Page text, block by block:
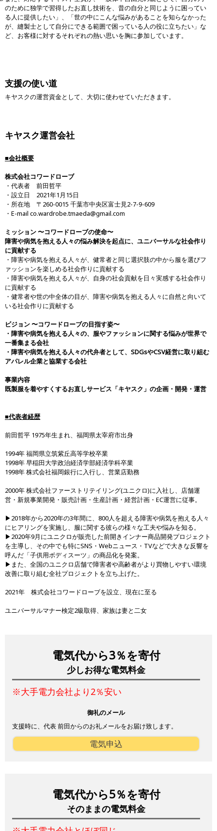
のために独学で習得したお直し技術を、昔の自分と同じように困ってい
る人に提供したい」、「世の中にこんな悩みがあることを知らなかった
が、縫製士として自分にできる範囲で困っている人の役に立ちたい」な
ど、お客様に対するそれぞれの熱い思いを胸に参加しています。
支援の使い道
キヤスクの運営資金として、大切に使わせていただきます。
キヤスク運営会社
■会社概要
株式会社コワードローブ
・代表者 前田哲平
・設立日 2021年1月15日
・所在地 〒260-0015 千葉市中央区富士見2-7-9-609
・E-mail co.wardrobe.tmaeda@gmail.com
ミッション 〜コワードローブの使命〜
障害や病気を抱える人々の悩み解決を起点に、ユニバーサルな社会作り
に貢献する
・障害や病気を抱える人々が、健常者と同じ選択肢の中から服を選びフ
ァッションを楽しめる社会作りに貢献する
・障害や病気を抱える人々が、自身の社会貢献を日々実感する社会作り
に貢献する
・健常者や世の中全体の目が、障害や病気を抱える人々に自然と向いて
いる社会作りに貢献する
ビジョン 〜コワードローブの目指す姿〜
・障害や病気を抱える人々の、服やファッションに関する悩みが世界で
一番集まる会社
・障害や病気を抱える人々の代弁者として、SDGsやCSV経営に取り組む
アパレル企業と協業する会社
事業内容
既製服を着やすくするお直しサービス「キヤスク」の企画・開発・運営
■代表者経歴
前田哲平 1975年生まれ、福岡県太宰府市出身
1994年 福岡県立筑紫丘高等学校卒業
1998年 早稲田大学政治経済学部経済学科卒業
1998年 株式会社福岡銀行に入行し、営業店勤務
2000年 株式会社ファーストリテイリング(ユニクロ)に入社し、店舗運
営・新規事業開発・販売計画・生産計画・経営計画・EC運営に従事。
▶︎2018年から2020年の3年間に、800人を超える障害や病気を抱える人々
にヒアリングを実施し、服に関する彼らの様々な工夫や悩みを知る。
▶︎2020年9月にユニクロが販売した前開きインナー商品開発プロジェクト
を主導し、その中でも特にSNS・Webニュース・TVなどで大きな反響を
呼んだ「子供用ボディスーツ」の商品化を発案。
▶︎また、全国のユニクロ店舗で障害者や高齢者がより買物しやすい環境
改善に取り組む全社プロジェクトを立ち上げた。
2021年 株式会社コワードローブを設立、現在に至る
ユニバーサルマナー検定2級取得、家族は妻と二女
電気代から3％を寄付
少しお得な電気料金
※大手電力会社より2％安い
御礼のメール
支援時に、代表 前田からのお礼メールをお届け致します。
電気申込
電気代から5％を寄付
そのままの電気料金